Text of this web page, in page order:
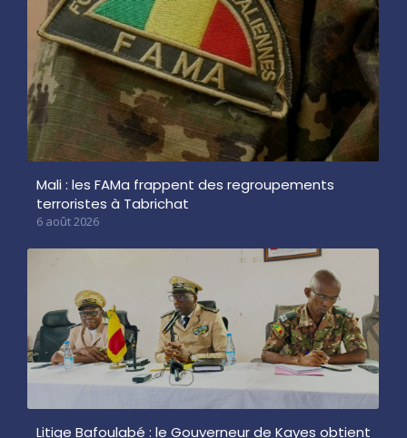
Mali : les FAMa frappent des regroupements
terroristes à Tabrichat
6 août 2026
Litige Bafoulabé : le Gouverneur de Kayes obtient